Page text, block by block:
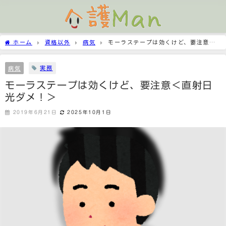
ホーム 資格以外 病気
モーラステープは効くけど、要注意＜
直射日光ダメ！＞
病気 実務
モーラステープは効くけど、要注意＜直射日
光ダメ！＞
2019年6月21日 2025年10月1日